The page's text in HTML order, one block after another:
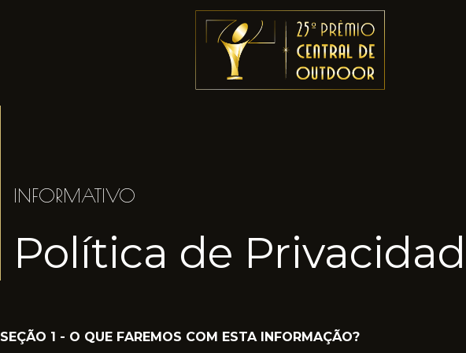
INFORMATIVO
Política de
SEÇÃO 1 - O QUE FAREMOS COM ESTA INFORMAÇÃO?